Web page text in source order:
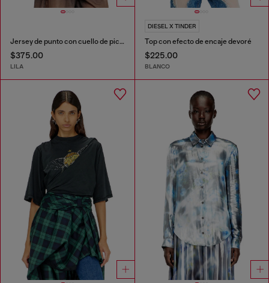
Jersey de punto con cuello de pico y bandas en contraste
$375.00
LILA
DIESEL X TINDER
Top con efecto de encaje devoré
$225.00
BLANCO